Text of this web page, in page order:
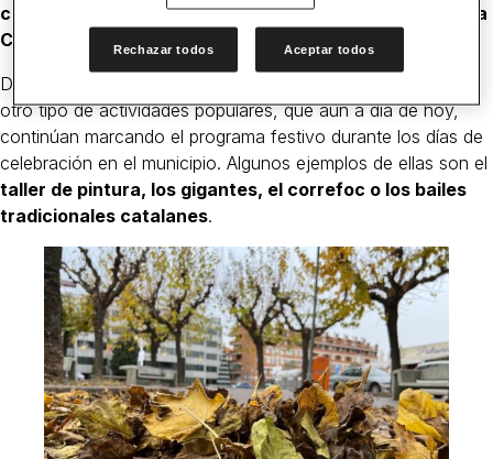
carácter más lúdico en los años posteriores a la Guerra
Civil española
Desde entonces, a la tradicional vigilia religiosa se unieron
otro tipo de actividades populares, que aún a día de hoy,
continúan marcando el programa festivo durante los días de
celebración en el municipio. Algunos ejemplos de ellas son el
taller de pintura, los gigantes, el correfoc o los bailes
tradicionales catalanes.
Rechazar todos Aceptar todos